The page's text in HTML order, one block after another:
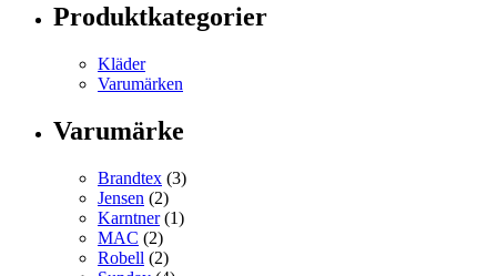
Produktkategorier
Kläder
Varumärken
Varumärke
Brandtex (3)
Jensen (2)
Karntner (1)
MAC (2)
Robell (2)